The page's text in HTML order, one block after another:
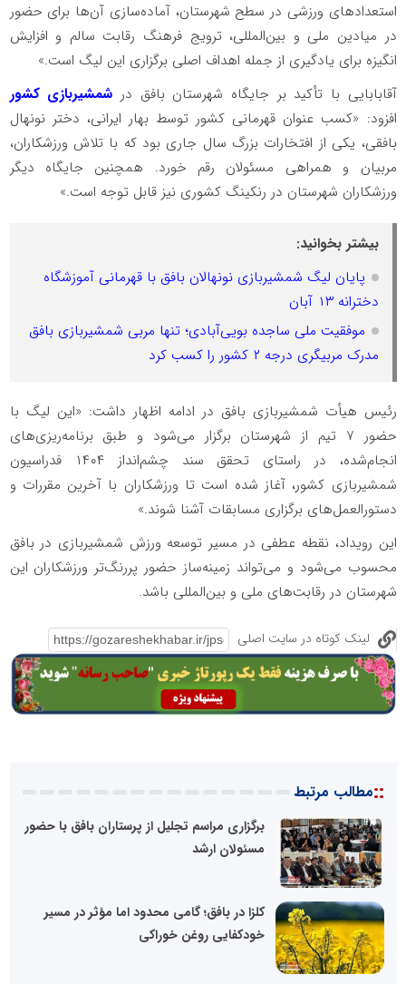
استعدادهای ورزشی در سطح شهرستان، آماده‌سازی آن‌ها برای حضور
در میادین ملی و بین‌المللی، ترویج فرهنگ رقابت سالم و افزایش
انگیزه برای یادگیری از جمله اهداف اصلی برگزاری این لیگ است.»
آقابابایی با تأکید بر جایگاه شهرستان بافق در شمشیربازی کشور
افزود: «کسب عنوان قهرمانی کشور توسط بهار ایرانی، دختر نونهال
بافقی، یکی از افتخارات بزرگ سال جاری بود که با تلاش ورزشکاران،
مربیان و همراهی مسئولان رقم خورد. همچنین جایگاه دیگر
ورزشکاران شهرستان در رنکینگ کشوری نیز قابل توجه است.»
بیشتر بخوانید:
پایان لیگ شمشیربازی نونهالان بافق با قهرمانی آموزشگاه
دخترانه ۱۳ آبان
موفقیت ملی ساجده بویی‌آبادی؛ تنها مربی شمشیربازی بافق
مدرک مربیگری درجه ۲ کشور را کسب کرد
رئیس هیأت شمشیربازی بافق در ادامه اظهار داشت: «این لیگ با
حضور ۷ تیم از شهرستان برگزار می‌شود و طبق برنامه‌ریزی‌های
انجام‌شده، در راستای تحقق سند چشم‌انداز ۱۴۰۴ فدراسیون
شمشیربازی کشور، آغاز شده است تا ورزشکاران با آخرین مقررات و
دستورالعمل‌های برگزاری مسابقات آشنا شوند.»
این رویداد، نقطه عطفی در مسیر توسعه ورزش شمشیربازی در بافق
محسوب می‌شود و می‌تواند زمینه‌ساز حضور پررنگ‌تر ورزشکاران این
شهرستان در رقابت‌های ملی و بین‌المللی باشد.
لینک کوتاه در سایت اصلی
::مطالب مرتبط
برگزاری مراسم تجلیل از پرستاران بافق با حضور
مسئولان ارشد
کلزا در بافق؛ گامی محدود اما مؤثر در مسیر
خودکفایی روغن خوراکی